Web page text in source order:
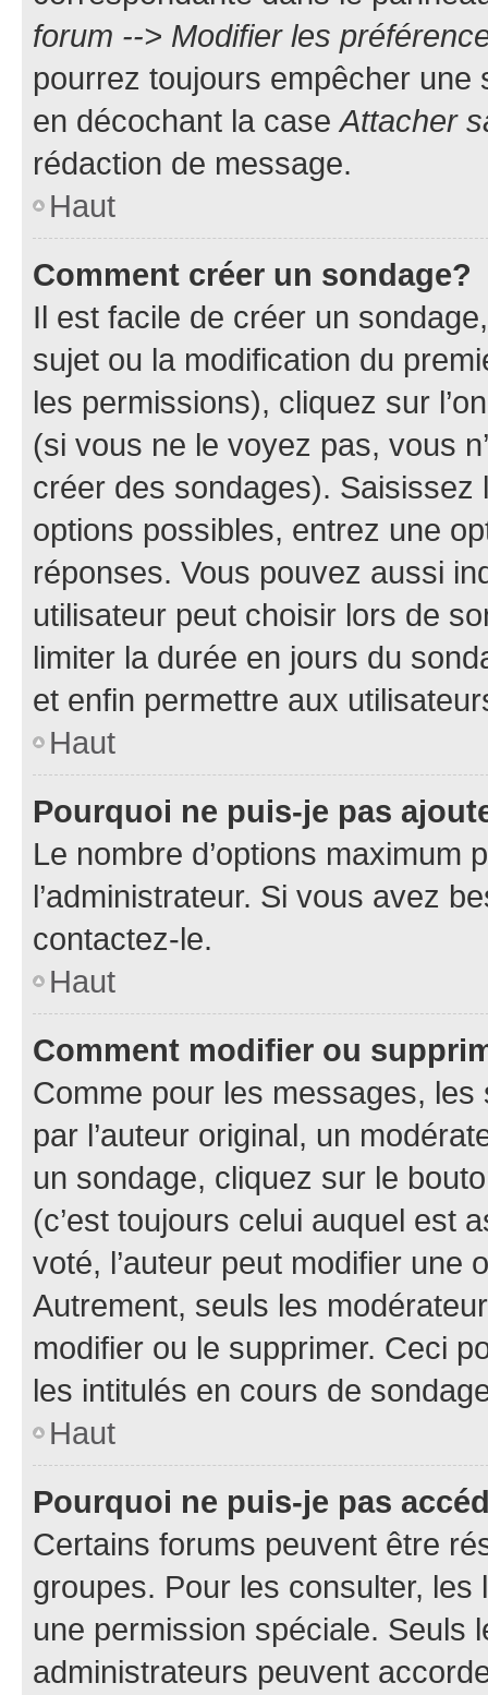
forum --> Modifier les
pourrez toujours empêcher une
en décochant la caseAttacher
rédaction de message.
Haut
Comment créer un sondage?
Il est facile de créer un
sujet ou la modification du
les permissions), cliquez sur
(si vous ne le voyez pas, vous
créer des sondages).
options possibles, entrez une
réponses. Vous pouvez aussi
utilisateur peut choisir lors de
limiter la durée en jours du
et enfin permettre aux
Haut
Pourquoi ne puis-je pas
Le nombre d’options maximum
l’administrateur. Si vous avez
contactez-le.
Haut
Comment modifier ou
Comme pour les messages,
par l’auteur original, un
un sondage, cliquez sur le
(c’est toujours celui auquel est
voté, l’auteur peut modifier une
Autrement, seuls les
modifier ou le supprimer. Ceci
les intitulés en cours de
Haut
Pourquoi ne puis-je pas
Certains forums peuvent être
groupes. Pour les consulter,
une permission spéciale. Seuls
administrateurs peuvent